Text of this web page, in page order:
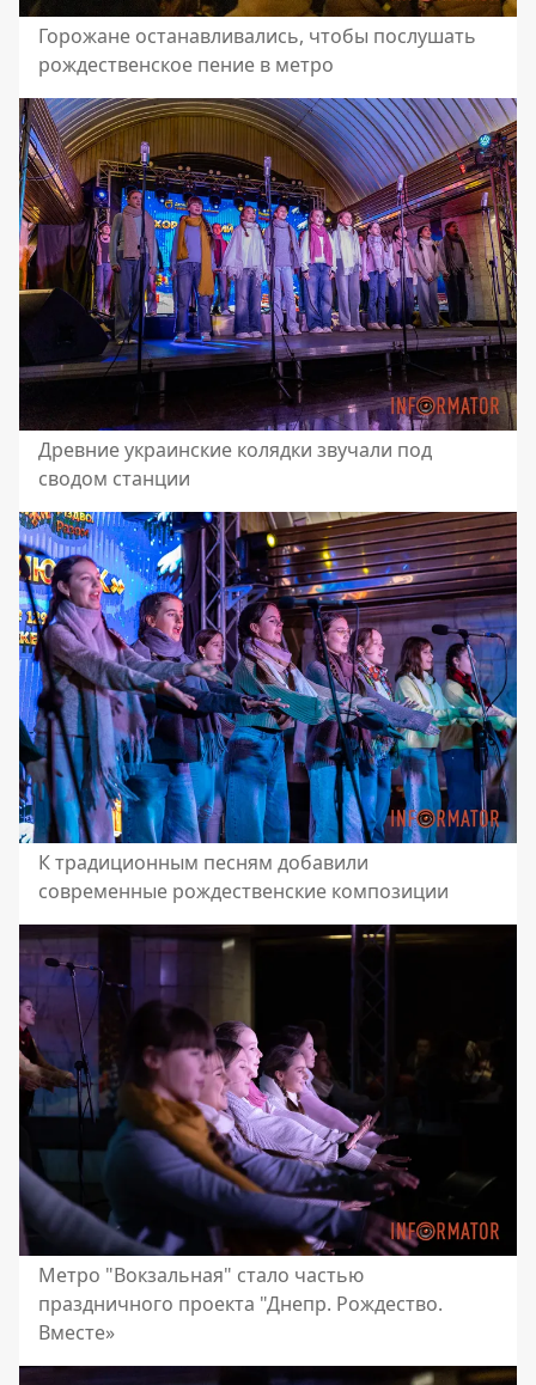
Горожане останавливались, чтобы послушать
рождественское пение в метро
Древние украинские колядки звучали под
сводом станции
К традиционным песням добавили
современные рождественские композиции
Метро "Вокзальная" стало частью
праздничного проекта "Днепр. Рождество.
Вместе»